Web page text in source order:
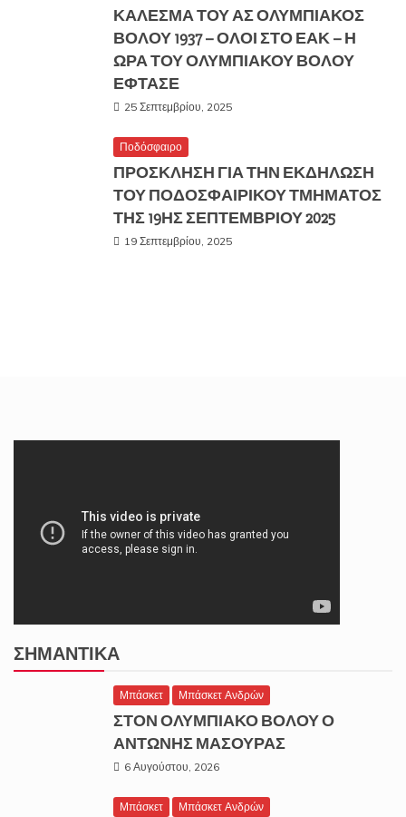
ΚΑΛΕΣΜΑ ΤΟΥ ΑΣ ΟΛΥΜΠΙΑΚΟΣ
ΒΟΛΟΥ 1937 – ΟΛΟΙ ΣΤΟ ΕΑΚ – Η
ΩΡΑ ΤΟΥ ΟΛΥΜΠΙΑΚΟΥ ΒΟΛΟΥ
ΕΦΤΑΣΕ
25 Σεπτεμβρίου, 2025
Ποδόσφαιρο
ΠΡΟΣΚΛΗΣΗ ΓΙΑ ΤΗΝ ΕΚΔΗΛΩΣΗ
ΤΟΥ ΠΟΔΟΣΦΑΙΡΙΚΟΥ ΤΜΗΜΑΤΟΣ
ΤΗΣ 19ΗΣ ΣΕΠΤΕΜΒΡΙΟΥ 2025
19 Σεπτεμβρίου, 2025
ΣΗΜΑΝΤΙΚΆ
Μπάσκετ Μπάσκετ Ανδρών
ΣΤΟΝ ΟΛΥΜΠΙΑΚΟ ΒΟΛΟΥ Ο
ΑΝΤΩΝΗΣ ΜΑΣΟΥΡΑΣ
6 Αυγούστου, 2026
Μπάσκετ Μπάσκετ Ανδρών